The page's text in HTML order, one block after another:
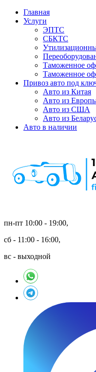
Главная
Услуги
ЭПТС
СБКТС
Таможенное
Таможенное
Привоз авто под
Авто из Китая
Авто из
Авто из США
Авто из
Авто в наличии
пн-пт 10:00 - 19:00,
сб - 11:00 - 16:00,
вс - выходной